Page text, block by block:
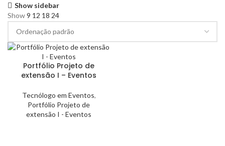
Show sidebar
Show9 12 18 24
Portfólio Projeto de
extensão I – Eventos
Tecnólogo em Eventos,
Portfólio Projeto de
extensão I - Eventos